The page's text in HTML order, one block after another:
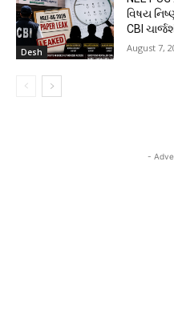
Desh
વિષય
CBI
August 7,
-